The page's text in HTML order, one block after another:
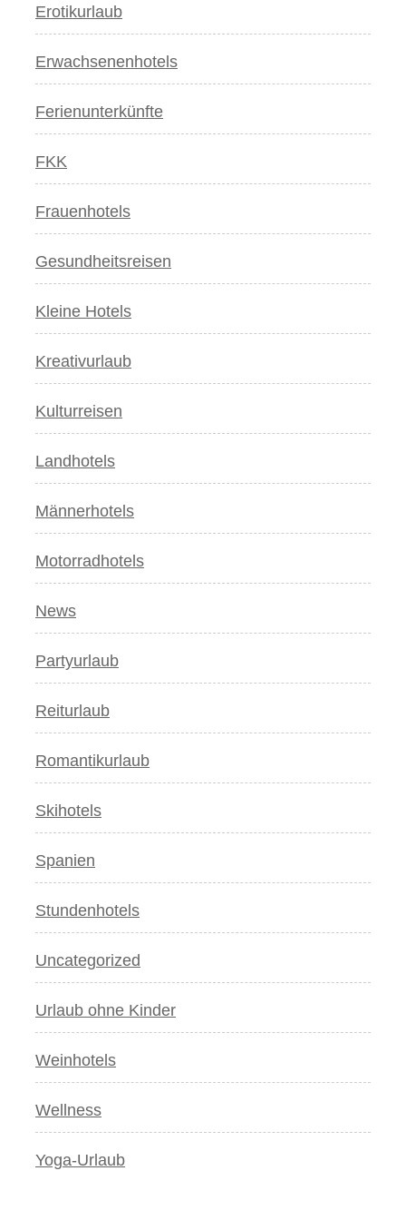
Erotikurlaub
Erwachsenenhotels
Ferienunterkünfte
FKK
Frauenhotels
Gesundheitsreisen
Kleine Hotels
Kreativurlaub
Kulturreisen
Landhotels
Männerhotels
Motorradhotels
News
Partyurlaub
Reiturlaub
Romantikurlaub
Skihotels
Spanien
Stundenhotels
Uncategorized
Urlaub ohne Kinder
Weinhotels
Wellness
Yoga-Urlaub